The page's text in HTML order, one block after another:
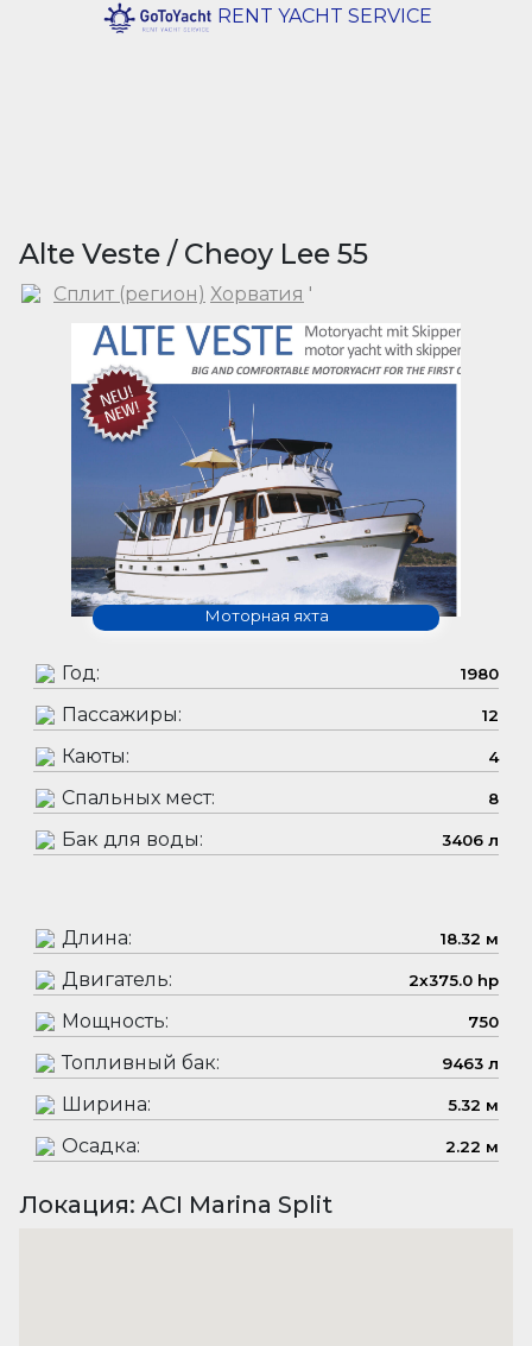
RENT YACHT SERVICE
Alte Veste / Cheoy Lee 55
Сплит (регион) Хорватия '
Моторная яхта
Год: 1980
Пассажиры: 12
Каюты: 4
Спальных мест: 8
Бак для воды: 3406 л
Длина: 18.32 м
Двигатель: 2x375.0 hp
Мощность: 750
Топливный бак: 9463 л
Ширина: 5.32 м
Осадка: 2.22 м
Локация: ACI Marina Split